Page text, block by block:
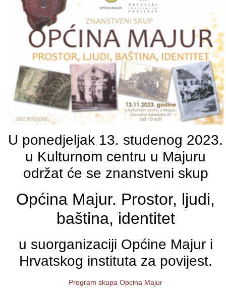
U ponedjeljak 13. studenog 2023.
u Kulturnom centru u Majuru
održat će se znanstveni skup
Općina Majur. Prostor, ljudi,
baština, identitet
u suorganizaciji Općine Majur i
Hrvatskog instituta za povijest.
Program skupa Opcina Majur